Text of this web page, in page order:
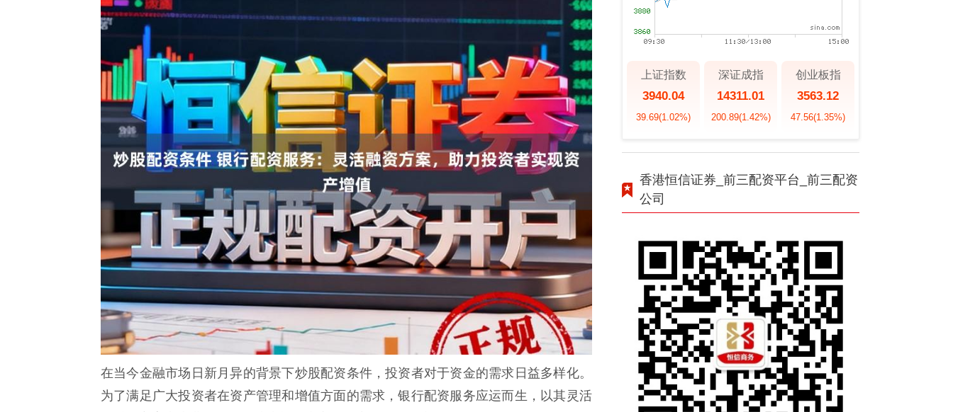
在当今金融市场日新月异的背景下炒股配资条件，投资者对于资金的需求日益多样化。
为了满足广大投资者在资产管理和增值方面的需求，银行配资服务应运而生，以其灵活
上证指数
3940.04
39.69(1.02%)
深证成指
14311.01
200.89(1.42%)
创业板指
3563.12
47.56(1.35%)
香港恒信证券_前三配资平台_前三配资
公司